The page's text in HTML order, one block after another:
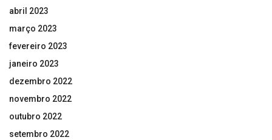
abril 2023
março 2023
fevereiro 2023
janeiro 2023
dezembro 2022
novembro 2022
outubro 2022
setembro 2022